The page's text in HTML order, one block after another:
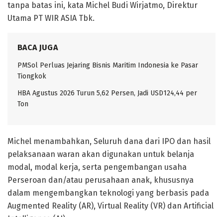
tanpa batas ini, kata Michel Budi Wirjatmo, Direktur
Utama PT WIR ASIA Tbk.
BACA JUGA
PMSol Perluas Jejaring Bisnis Maritim Indonesia ke Pasar
Tiongkok
HBA Agustus 2026 Turun 5,62 Persen, Jadi USD124,44 per
Ton
Michel menambahkan, Seluruh dana dari IPO dan hasil
pelaksanaan waran akan digunakan untuk belanja
modal, modal kerja, serta pengembangan usaha
Perseroan dan/atau perusahaan anak, khususnya
dalam mengembangkan teknologi yang berbasis pada
Augmented Reality (AR), Virtual Reality (VR) dan Artificial